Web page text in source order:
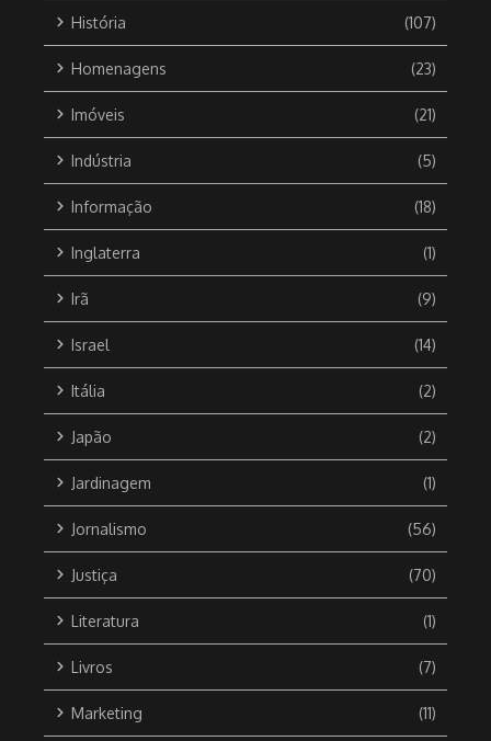
História (107)
Homenagens (23)
Imóveis (21)
Indústria (5)
Informação (18)
Inglaterra (1)
Irã (9)
Israel (14)
Itália (2)
Japão (2)
Jardinagem (1)
Jornalismo (56)
Justiça (70)
Literatura (1)
Livros (7)
Marketing (11)